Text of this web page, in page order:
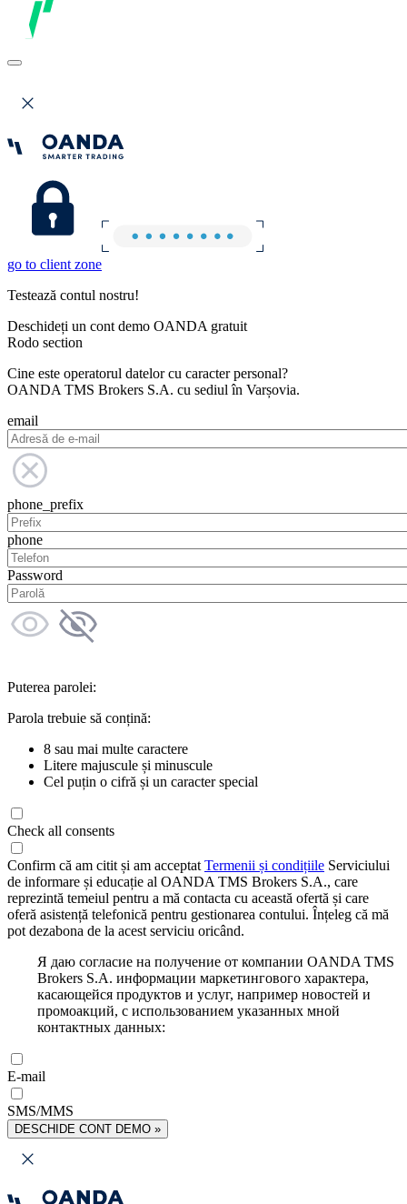
go to client zone
Testează contul nostru!
Deschideți un cont demo OANDA gratuit
Rodo section
Cine este operatorul datelor cu caracter personal?
OANDA TMS Brokers S.A. cu sediul în Varșovia.
email
phone_prefix
phone
Password
Puterea parolei:
Parola trebuie să conțină:
8 sau mai multe caractere
Litere majuscule și minuscule
Cel puțin o cifră și un caracter special
Check all consents
Confirm că am citit și am acceptat Termenii și condițiile Serviciului
de informare și educație al OANDA TMS Brokers S.A., care
reprezintă temeiul pentru a mă contacta cu această ofertă și care
oferă asistență telefonică pentru gestionarea contului. Înțeleg că mă
pot dezabona de la acest serviciu oricând.
Я даю согласие на получение от компании OANDA TMS
Brokers S.A. информации маркетингового характера,
касающейся продуктов и услуг, например новостей и
промоакций, с использованием указанных мной
контактных данных:
E-mail
SMS/MMS
DESCHIDE CONT DEMO »